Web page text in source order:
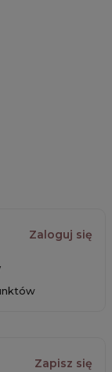
Zaloguj się
Zapisz się